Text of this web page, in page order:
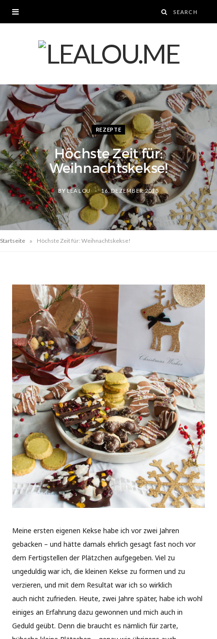
REZEPTE
Höchste Zeit für:
Weihnachtskekse!
BY LEA LOU 16. DEZEMBER 2015
Startseite » Höchste Zeit für: Weihnachtskekse!
Meine ersten eigenen Kekse habe ich vor zwei Jahren
gebacken – und hätte damals ehrlich gesagt fast noch vor
dem Fertigstellen der Plätzchen aufgegeben. Viel zu
ungeduldig war ich, die kleinen Kekse zu formen und zu
verzieren, und mit dem Resultat war ich so wirklich
auch nicht zufrieden. Heute, zwei Jahre später, habe ich wohl
einiges an Erfahrung dazu gewonnen und mich auch in
Geduld geübt. Denn die braucht es nämlich für zarte,